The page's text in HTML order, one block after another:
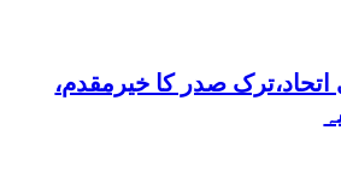
صدر کا خیرمقدم،